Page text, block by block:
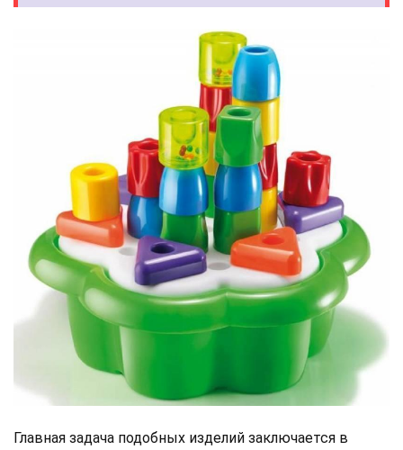
Главная задача подобных изделий заключается в